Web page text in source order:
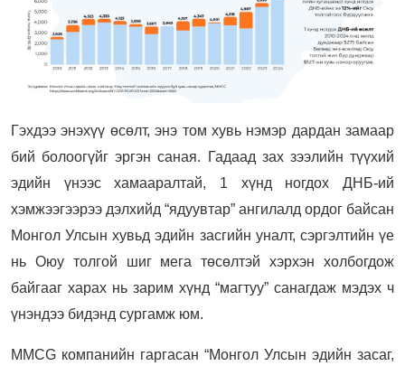
Гэхдээ энэхүү өсөлт, энэ том хувь нэмэр дардан замаар
бий болоогүйг эргэн саная. Гадаад зах зээлийн түүхий
эдийн үнээс хамааралтай, 1 хүнд ногдох ДНБ-ий
хэмжээгээрээ дэлхийд “ядуувтар” ангилалд ордог байсан
Монгол Улсын хувьд эдийн засгийн уналт, сэргэлтийн үе
нь Оюу толгой шиг мега төсөлтэй хэрхэн холбогдож
байгааг харах нь зарим хүнд “магтуу” санагдаж мэдэх ч
үнэндээ бидэнд сургамж юм.
MMCG компанийн гаргасан “Монгол Улсын эдийн засаг,